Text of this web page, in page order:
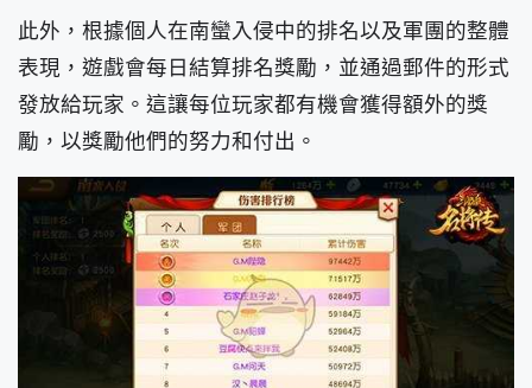
此外，根據個人在南蠻入侵中的排名以及軍團的整體
表現，遊戲會每日結算排名獎勵，並通過郵件的形式
發放給玩家。這讓每位玩家都有機會獲得額外的獎
勵，以獎勵他們的努力和付出。